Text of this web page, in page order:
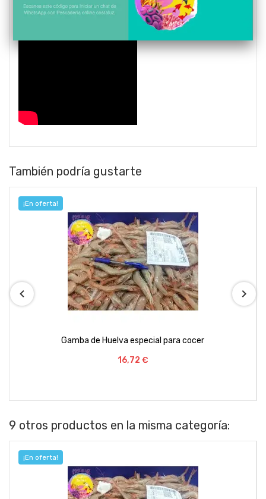
También podría gustarte
Gambas de Huelva para plancha
Precio
31,68 €
9 otros productos en la misma categoría: